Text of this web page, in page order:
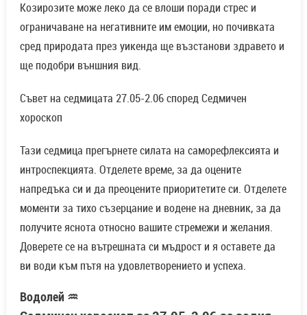
Козирозите може леко да се влоши поради стрес и
ограничаване на негативните им емоции, но почивката
сред природата през уикенда ще възстанови здравето и
ще подобри външния вид.
Съвет на седмицата 27.05-2.06 според Седмичен
хороскоп
Тази седмица прегърнете силата на саморефлексията и
интроспекцията. Отделете време, за да оцените
напредъка си и да преоцените приоритетите си. Отделете
моменти за тихо съзерцание и водене на дневник, за да
получите яснота относно вашите стремежи и желания.
Доверете се на вътрешната си мъдрост и я оставете да
ви води към пътя на удовлетворението и успеха.
Водолей ♒